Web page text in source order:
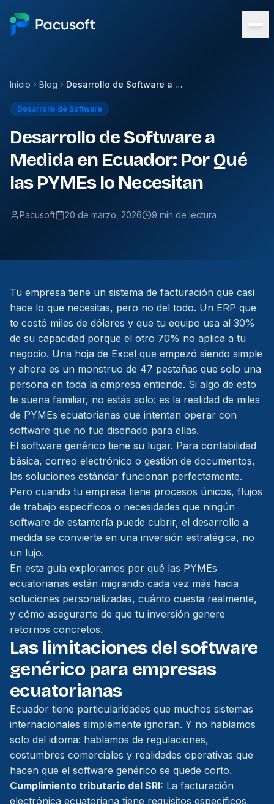
Inicio Blog Desarrollo de Software a Medida en Ecuador: Por Qué las PYMEs lo Necesitan
Desarrollo de Software
Desarrollo de Software a
Medida en Ecuador: Por Qué
las PYMEs lo Necesitan
Pacusoft 20 de marzo, 2026 9 min de lectura
Tu empresa tiene un sistema de facturación que casi
hace lo que necesitas, pero no del todo. Un ERP que
te costó miles de dólares y que tu equipo usa al 30%
de su capacidad porque el otro 70% no aplica a tu
negocio. Una hoja de Excel que empezó siendo simple
y ahora es un monstruo de 47 pestañas que solo una
persona en toda la empresa entiende. Si algo de esto
te suena familiar, no estás solo: es la realidad de miles
de PYMEs ecuatorianas que intentan operar con
software que no fue diseñado para ellas.
El software genérico tiene su lugar. Para contabilidad
básica, correo electrónico o gestión de documentos,
las soluciones estándar funcionan perfectamente.
Pero cuando tu empresa tiene procesos únicos, flujos
de trabajo específicos o necesidades que ningún
software de estantería puede cubrir, el desarrollo a
medida se convierte en una inversión estratégica, no
un lujo.
En esta guía exploramos por qué las PYMEs
ecuatorianas están migrando cada vez más hacia
soluciones personalizadas, cuánto cuesta realmente,
y cómo asegurarte de que tu inversión genere
retornos concretos.
Las limitaciones del software
genérico para empresas
ecuatorianas
Ecuador tiene particularidades que muchos sistemas
internacionales simplemente ignoran. Y no hablamos
solo del idioma: hablamos de regulaciones,
costumbres comerciales y realidades operativas que
hacen que el software genérico se quede corto.
Cumplimiento tributario del SRI: La facturación
electrónica ecuatoriana tiene requisitos específicos